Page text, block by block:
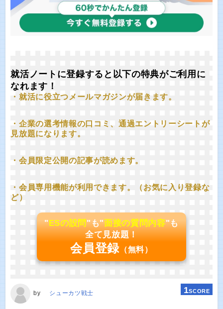
就活ノートに登録すると以下の特典がご利用に
なれます！
・就活に役立つメールマガジンが届きます。
・企業の選考情報の口コミ、通過エントリーシートが
見放題になります。
・会員限定公開の記事が読めます。
・会員専用機能が利用できます。（お気に入り登録な
ど）
"ESの設問"も"面接の質問内容"も
全て見放題！
会員登録 （無料）
by シューカツ戦士 1SCORE